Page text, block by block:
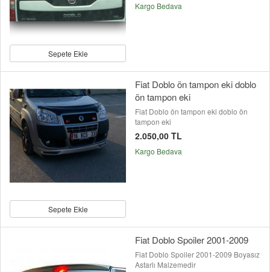
Sepete Ekle
Kargo Bedava
Sepete Ekle
Fiat Doblo ön tampon eki doblo
ön tampon eki
Fiat Doblo ön tampon eki doblo ön
tampon eki
2.050,00 TL
Kargo Bedava
Fiat Doblo Spoiler 2001-2009
Fiat Doblo Spoiler 2001-2009 Boyasız
Astarlı Malzemedir